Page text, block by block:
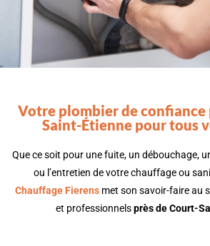
Votre plombier de confiance
Saint-Étienne pour tous
Que ce soit pour une fuite, un débouchage,
ou l’entretien de votre chauffage ou
Chauffage Fierens met son savoir-faire au
et professionnelsprès de Court-